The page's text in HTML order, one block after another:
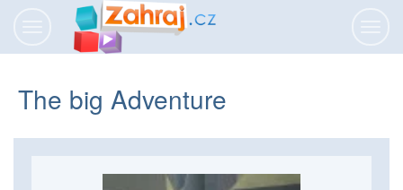
The big Adventure